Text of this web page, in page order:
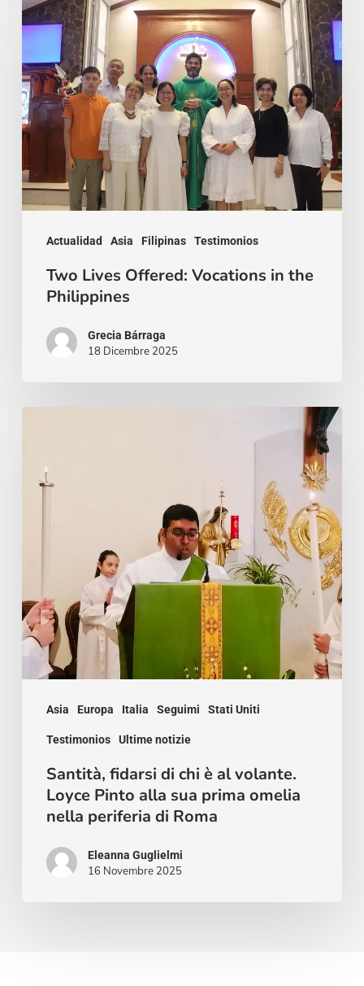
Actualidad Asia Filipinas Testimonios
Two
Lives
Offered:
Vocations
in
the
Philippines
Two Lives Offered: Vocations in the
Philippines
Grecia Bárraga
18 Dicembre 2025
Asia Europa Italia Seguimi Stati Uniti
Testimonios Ultime notizie
Loyce
Pinto
alla
sua
prima
omelia
periferia
Santità, fidarsi di chi è al volante.
Loyce Pinto alla sua prima omelia
nella periferia di Roma
Eleanna Guglielmi
16 Novembre 2025